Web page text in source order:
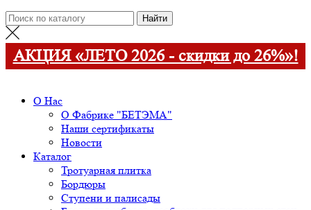
АКЦИЯ «ЛЕТО 2026 - скидки до 26%»!
О Нас
О Фабрике "БЕТЭМА"
Наши сертификаты
Новости
Каталог
Тротуарная плитка
Бордюры
Ступени и палисады